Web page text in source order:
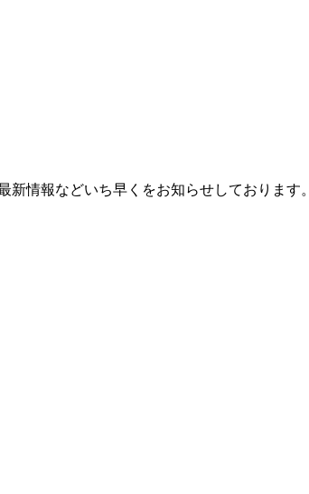
情報などいち早くをお知らせしております。